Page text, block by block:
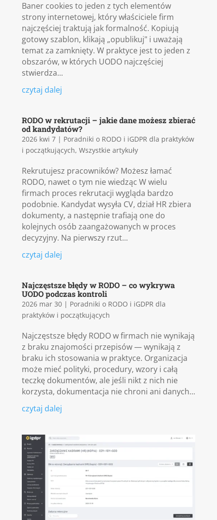
Baner cookies to jeden z tych elementów
strony internetowej, który właściciele firm
najczęściej traktują jak formalność. Kopiują
gotowy szablon, klikają „opublikuj" i uważają
temat za zamknięty. W praktyce jest to jeden z
obszarów, w których UODO najczęściej
stwierdza...
czytaj dalej
RODO w rekrutacji – jakie dane możesz zbierać
od kandydatów?
2026 kwi 7| Poradniki o RODO i iGDPR dla praktyków
i początkujących, Wszystkie artykuły
Rekrutujesz pracowników? Możesz łamać
RODO, nawet o tym nie wiedząc W wielu
firmach proces rekrutacji wygląda bardzo
podobnie. Kandydat wysyła CV, dział HR zbiera
dokumenty, a następnie trafiają one do
kolejnych osób zaangażowanych w proces
decyzyjny. Na pierwszy rzut...
czytaj dalej
Najczęstsze błędy w RODO – co wykrywa
UODO podczas kontroli
2026 mar 30| Poradniki o RODO i iGDPR dla
praktyków i początkujących
Najczęstsze błędy RODO w firmach nie wynikają
z braku znajomości przepisów — wynikają z
braku ich stosowania w praktyce. Organizacja
może mieć polityki, procedury, wzory i całą
teczkę dokumentów, ale jeśli nikt z nich nie
korzysta, dokumentacja nie chroni ani danych...
czytaj dalej